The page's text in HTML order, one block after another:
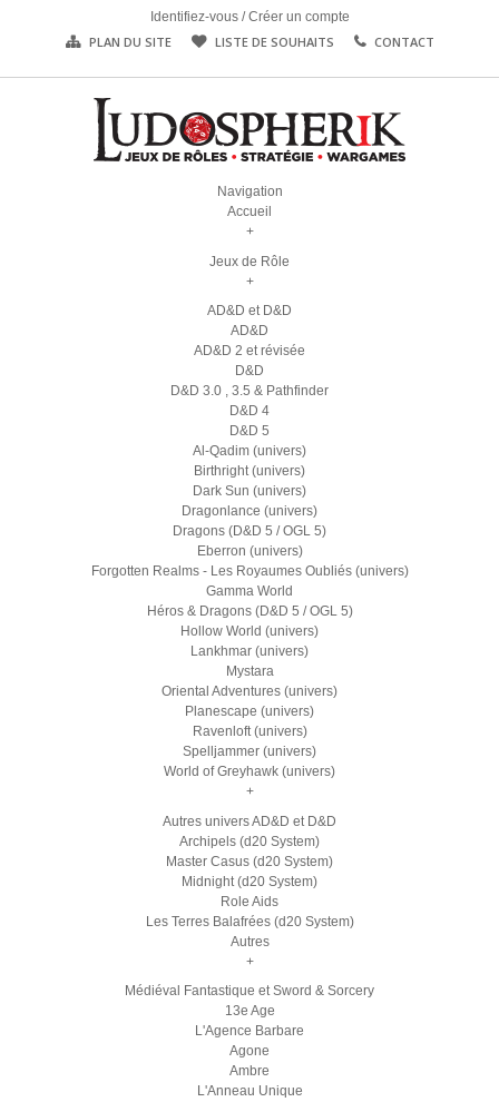
Identifiez-vous /Créer un compte
PLAN DU SITE LISTE DE SOUHAITS CONTACT
Navigation
Accueil
+
Jeux de Rôle
+
AD&D et D&D
AD&D
AD&D 2 et révisée
D&D
D&D 3.0 , 3.5 & Pathfinder
D&D 4
D&D 5
Al-Qadim (univers)
Birthright (univers)
Dark Sun (univers)
Dragonlance (univers)
Dragons (D&D 5 / OGL 5)
Eberron (univers)
Forgotten Realms - Les Royaumes Oubliés (univers)
Gamma World
Héros & Dragons (D&D 5 / OGL 5)
Hollow World (univers)
Lankhmar (univers)
Mystara
Oriental Adventures (univers)
Planescape (univers)
Ravenloft (univers)
Spelljammer (univers)
World of Greyhawk (univers)
+
Autres univers AD&D et D&D
Archipels (d20 System)
Master Casus (d20 System)
Midnight (d20 System)
Role Aids
Les Terres Balafrées (d20 System)
Autres
+
Médiéval Fantastique et Sword & Sorcery
13e Age
L'Agence Barbare
Agone
Ambre
L'Anneau Unique